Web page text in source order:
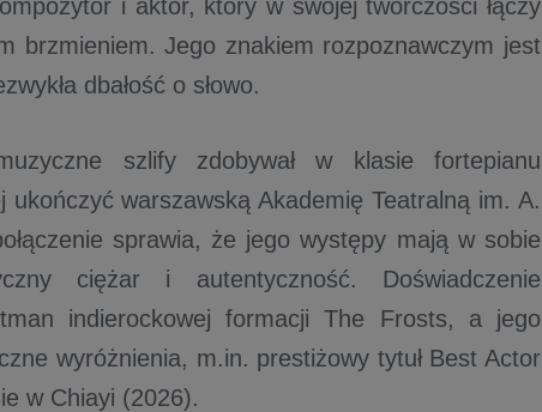
i aktor, który w swojej twórczości łączy
brzmieniem. Jego znakiem rozpoznawczym jest
dbałość o słowo.
szlify zdobywał w klasie fortepianu
warszawską Akademię Teatralną im. A.
sprawia, że jego występy mają w sobie
ciężar i autentyczność. Doświadczenie
indierockowej formacji The Frosts, a jego
wyróżnienia, m.in. prestiżowy tytuł Best Actor
w Chiayi (2026).